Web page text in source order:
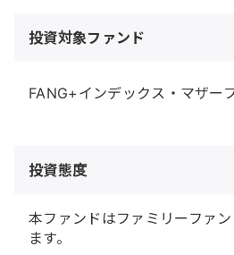
投資対象ファンド
FANG+インデックス・マザー
投資態度
本ファンドはファミリーファ
ます。